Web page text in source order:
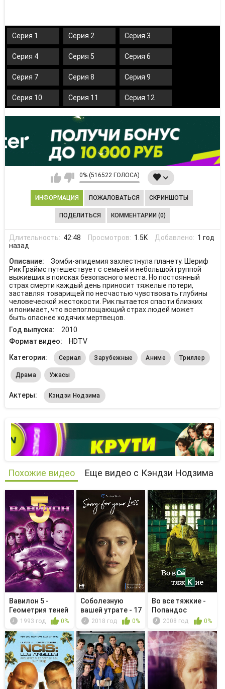
Серия 1 Серия 2 Серия 3
Серия 4 Серия 5 Серия 6
Серия 7 Серия 8 Серия 9
Серия 10 Серия 11 Серия 12
0% (516522 ГОЛОСА)
ИНФОРМАЦИЯ ПОЖАЛОВАТЬСЯ СКРИНШОТЫ
ПОДЕЛИТЬСЯ КОММЕНТАРИИ (0)
Длительность: 42:48 Просмотров: 1.5K Добавлено: 1 год
назад
Описание:
Зомби-эпидемия захлестнула планету. Шериф
Рик Граймс путешествует с семьей и небольшой группой
выживших в поисках безопасного места. Но постоянный
страх смерти каждый день приносит тяжелые потери,
заставляя товарищей по несчастью чувствовать глубины
человеческой жестокости. Рик пытается спасти близких
и понимает, что всепоглощающий страх людей может
быть опаснее ходячих мертвецов.
Год выпуска:
2010
Формат видео:
HDTV
Категории:
Сериал Зарубежные Аниме Триллер
Драма Ужасы
Актеры: Кэндзи Нодзима
Похожие видео Еще видео с Кэндзи Нодзима
Вавилон 5 -
Геометрия теней
1993 год 0%
Соболезную
вашей утрате - 17
Unheard ...
2018 год 0%
Во все тяжкие -
Попандос
2008 год 0%